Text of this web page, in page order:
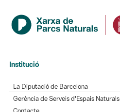
Institució
La Diputació de Barcelona
Gerència de Serveis d'Espais Naturals